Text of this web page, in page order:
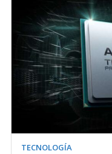
TECNOLOGÍA